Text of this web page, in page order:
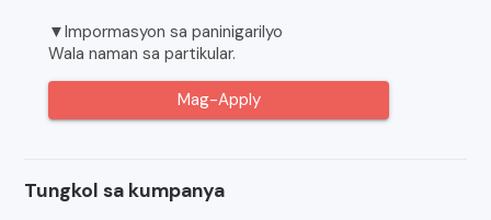
▼Impormasyon sa paninigarilyo
Wala naman sa partikular.
Mag-Apply
Tungkol sa kumpanya